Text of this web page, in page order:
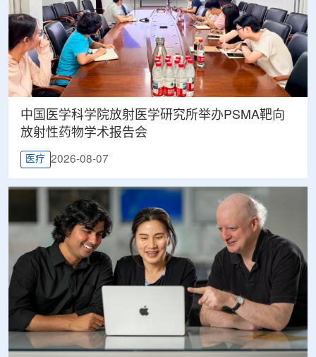
中国医学科学院放射医学研究所举办PSMA靶向
放射性药物学术报告会
医疗 2026-08-07